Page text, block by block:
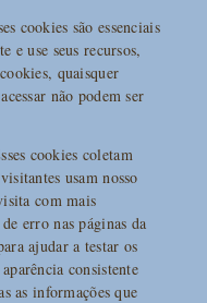
cookies são essenciais
e use seus recursos,
quaisquer
não podem ser
cookies coletam
usam nosso
com mais
erro nas páginas da
ajudar a testar os
consistente
as informações que